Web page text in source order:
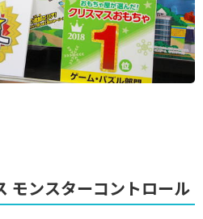
モンスターコントロール